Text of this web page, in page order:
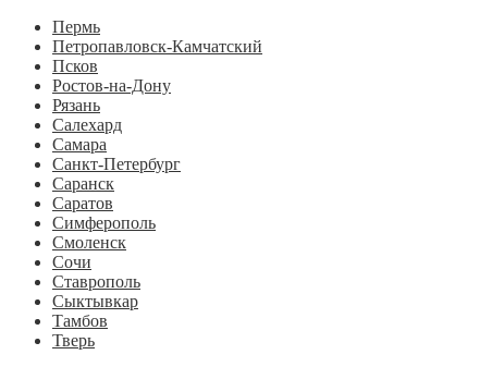
Пермь
Петропавловск-Камчатский
Псков
Ростов-на-Дону
Рязань
Салехард
Самара
Санкт-Петербург
Саранск
Саратов
Симферополь
Смоленск
Сочи
Ставрополь
Сыктывкар
Тамбов
Тверь